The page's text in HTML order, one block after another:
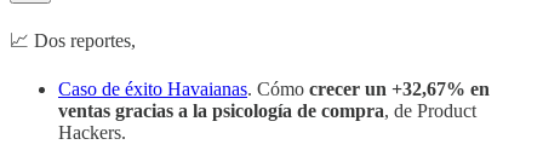
📈 Dos reportes,
Caso de éxito Havaianas. Cómo crecer un +32,67% en
ventas gracias a la psicología de compra, de Product
Hackers.